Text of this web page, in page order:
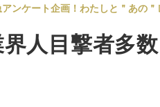
アンケート企画！わたしと＂あの
人目撃者多